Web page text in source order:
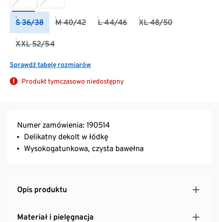
S 36/38 M 40/42 L 44/46 XL 48/50
XXL 52/54
Sprawdź tabelę rozmiarów
Produkt tymczasowo niedostępny
Numer zamówienia: 190514
Delikatny dekolt w łódkę
Wysokogatunkowa, czysta bawełna
Opis produktu
Materiał i pielęgnacja